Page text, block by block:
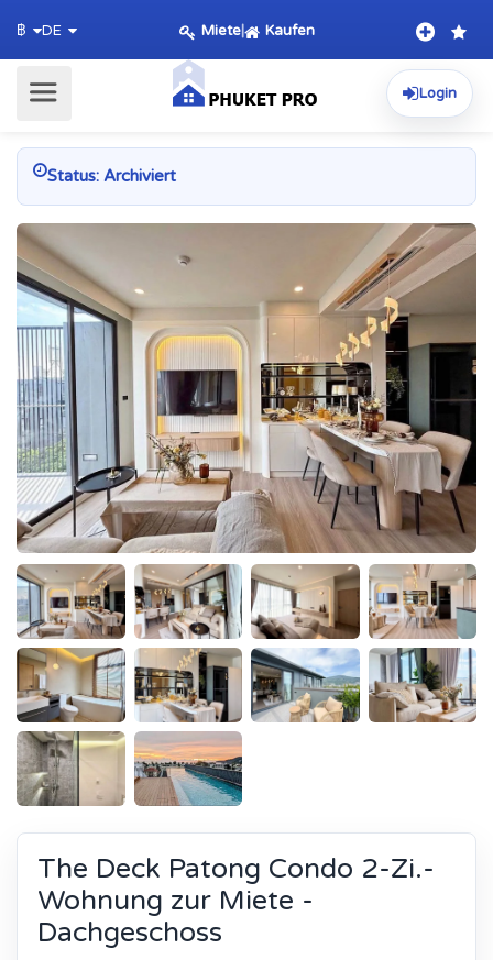
฿ DE Miete| Kaufen
Login
Status: Archiviert
The Deck Patong Condo 2-Zi.-
Wohnung zur Miete -
Dachgeschoss